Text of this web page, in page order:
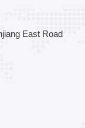
East Road